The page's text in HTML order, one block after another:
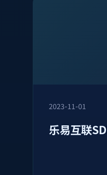
2023-11-01
乐易互联